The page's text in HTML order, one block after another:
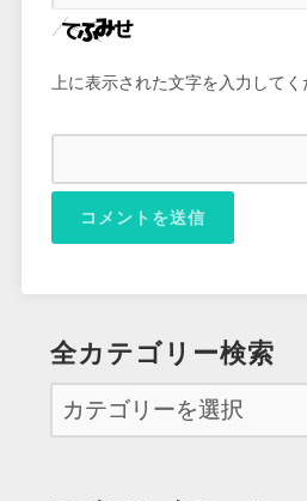
上に表示された文字を入力してく
全カテゴリー検索